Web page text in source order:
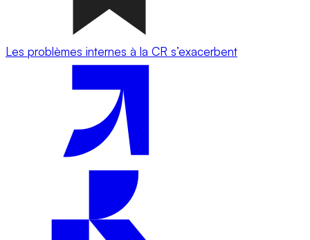
Les problèmes internes à la CR s’exacerbent